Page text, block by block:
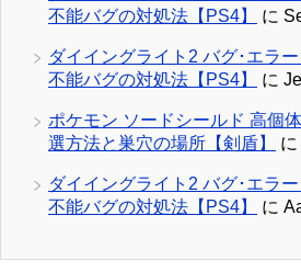
不能バグの対処法【PS4】
に
ダイイングライト2 バグ･エラ
不能バグの対処法【PS4】
に
ポケモン ソードシールド 高個
選方法と巣穴の場所【剣盾】
に
ダイイングライト2 バグ･エラ
不能バグの対処法【PS4】
に